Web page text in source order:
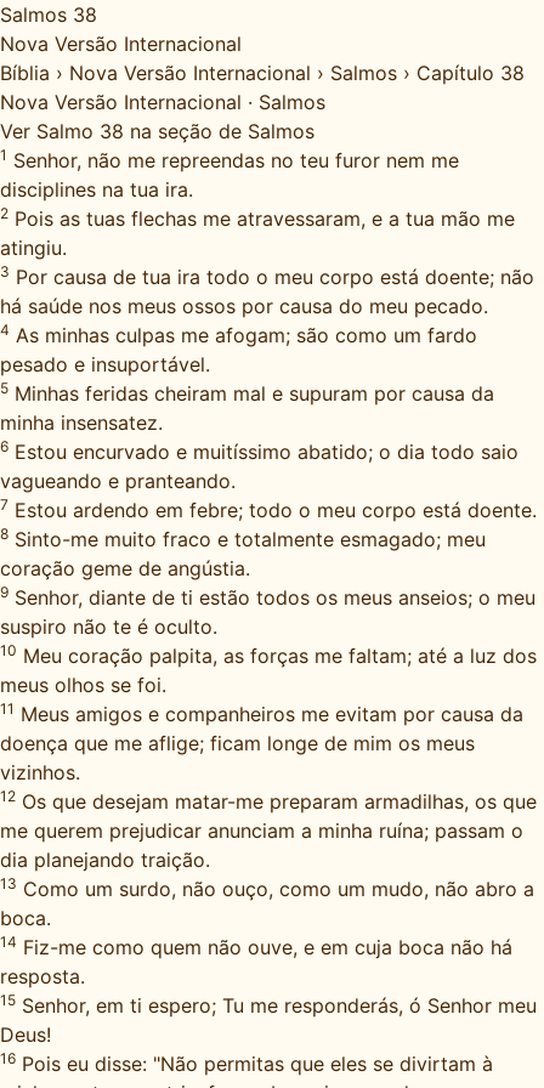
Salmos 38
Nova Versão Internacional
Bíblia › Nova Versão Internacional › Salmos › Capítulo 38
Nova Versão Internacional · Salmos
Ver Salmo 38 na seção de Salmos
1 Senhor, não me repreendas no teu furor nem me
disciplines na tua ira.
2 Pois as tuas flechas me atravessaram, e a tua mão me
atingiu.
3 Por causa de tua ira todo o meu corpo está doente; não
há saúde nos meus ossos por causa do meu pecado.
4 As minhas culpas me afogam; são como um fardo
pesado e insuportável.
5 Minhas feridas cheiram mal e supuram por causa da
minha insensatez.
6 Estou encurvado e muitíssimo abatido; o dia todo saio
vagueando e pranteando.
7 Estou ardendo em febre; todo o meu corpo está doente.
8 Sinto-me muito fraco e totalmente esmagado; meu
coração geme de angústia.
9 Senhor, diante de ti estão todos os meus anseios; o meu
suspiro não te é oculto.
10 Meu coração palpita, as forças me faltam; até a luz dos
meus olhos se foi.
11 Meus amigos e companheiros me evitam por causa da
doença que me aflige; ficam longe de mim os meus
vizinhos.
12 Os que desejam matar-me preparam armadilhas, os que
me querem prejudicar anunciam a minha ruína; passam o
dia planejando traição.
13 Como um surdo, não ouço, como um mudo, não abro a
boca.
14 Fiz-me como quem não ouve, e em cuja boca não há
resposta.
15 Senhor, em ti espero; Tu me responderás, ó Senhor meu
Deus!
16 Pois eu disse: "Não permitas que eles se divirtam à